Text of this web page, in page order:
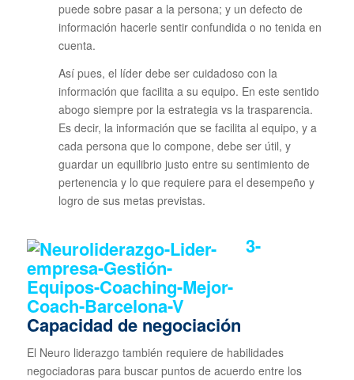
puede sobre pasar a la persona; y un defecto de
información hacerle sentir confundida o no tenida en
cuenta.
Así pues, el líder debe ser cuidadoso con la
información que facilita a su equipo. En este sentido
abogo siempre por la estrategia vs la trasparencia.
Es decir, la información que se facilita al equipo, y a
cada persona que lo compone, debe ser útil, y
guardar un equilibrio justo entre su sentimiento de
pertenencia y lo que requiere para el desempeño y
logro de sus metas previstas.
3-
Capacidad de negociación
El Neuro liderazgo también requiere de habilidades
negociadoras para buscar puntos de acuerdo entre los